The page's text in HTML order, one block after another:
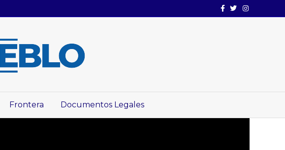
Facebook
TwitterInstagram
Frontera Documentos Legales